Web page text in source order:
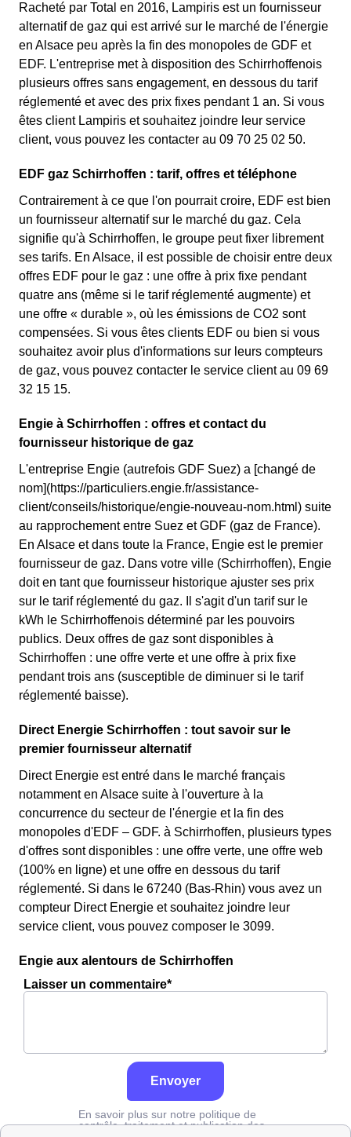
Racheté par Total en 2016, Lampiris est un fournisseur
alternatif de gaz qui est arrivé sur le marché de l'énergie
en Alsace peu après la fin des monopoles de GDF et
EDF. L'entreprise met à disposition des Schirrhoffenois
plusieurs offres sans engagement, en dessous du tarif
réglementé et avec des prix fixes pendant 1 an. Si vous
êtes client Lampiris et souhaitez joindre leur service
client, vous pouvez les contacter au 09 70 25 02 50.
EDF gaz Schirrhoffen : tarif, offres et téléphone
Contrairement à ce que l'on pourrait croire, EDF est bien
un fournisseur alternatif sur le marché du gaz. Cela
signifie qu'à Schirrhoffen, le groupe peut fixer librement
ses tarifs. En Alsace, il est possible de choisir entre deux
offres EDF pour le gaz : une offre à prix fixe pendant
quatre ans (même si le tarif réglementé augmente) et
une offre « durable », où les émissions de CO2 sont
compensées. Si vous êtes clients EDF ou bien si vous
souhaitez avoir plus d'informations sur leurs compteurs
de gaz, vous pouvez contacter le service client au 09 69
32 15 15.
Engie à Schirrhoffen : offres et contact du
fournisseur historique de gaz
L'entreprise Engie (autrefois GDF Suez) a [changé de
nom](https://particuliers.engie.fr/assistance-
client/conseils/historique/engie-nouveau-nom.html) suite
au rapprochement entre Suez et GDF (gaz de France).
En Alsace et dans toute la France, Engie est le premier
fournisseur de gaz. Dans votre ville (Schirrhoffen), Engie
doit en tant que fournisseur historique ajuster ses prix
sur le tarif réglementé du gaz. Il s'agit d'un tarif sur le
kWh le Schirrhoffenois déterminé par les pouvoirs
publics. Deux offres de gaz sont disponibles à
Schirrhoffen : une offre verte et une offre à prix fixe
pendant trois ans (susceptible de diminuer si le tarif
réglementé baisse).
Direct Energie Schirrhoffen : tout savoir sur le
premier fournisseur alternatif
Direct Energie est entré dans le marché français
notamment en Alsace suite à l'ouverture à la
concurrence du secteur de l'énergie et la fin des
monopoles d'EDF – GDF. à Schirrhoffen, plusieurs types
d'offres sont disponibles : une offre verte, une offre web
(100% en ligne) et une offre en dessous du tarif
réglementé. Si dans le 67240 (Bas-Rhin) vous avez un
compteur Direct Energie et souhaitez joindre leur
service client, vous pouvez composer le 3099.
Engie aux alentours de Schirrhoffen
Laisser un commentaire*
Envoyer
En savoir plus sur notre politique de
contrôle, traitement et publication des